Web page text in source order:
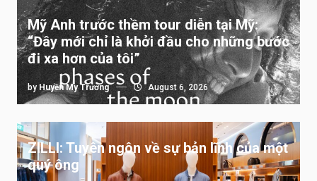
Mỹ Anh trước thềm tour diễn tại Mỹ:
“Đây mới chỉ là khởi đầu cho những bước
đi xa hơn của tôi”
by Huyền My Trương August 6, 2026
ZILLI: Tuyên ngôn về sự bản lĩnh của một
quý ông